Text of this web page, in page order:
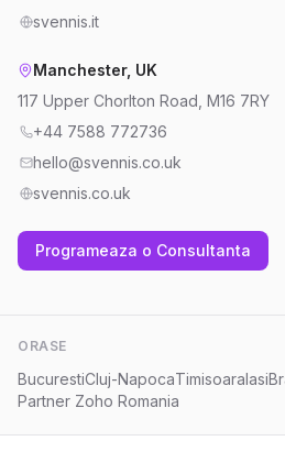
svennis.it
Manchester, UK
117 Upper Chorlton Road, M16 7RY
+44 7588 772736
hello@svennis.co.uk
svennis.co.uk
Programeaza o Consultanta
ORASE
BucurestiCluj-NapocaTimisoaraIasi
Partner Zoho Romania